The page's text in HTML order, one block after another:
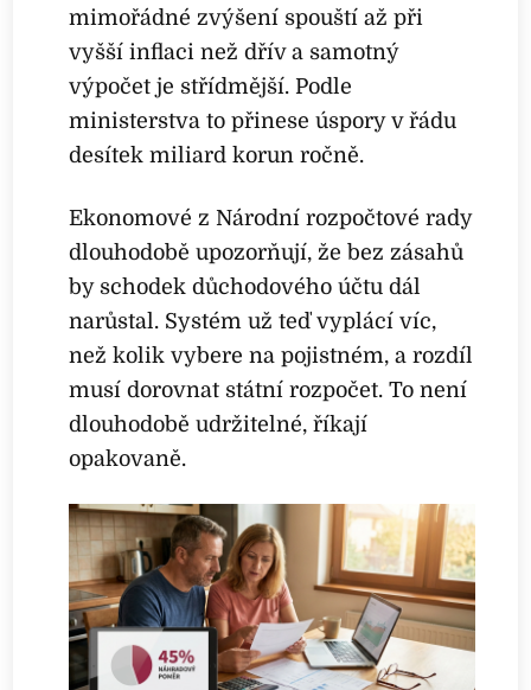
mimořádné zvýšení spouští až při
vyšší inflaci než dřív a samotný
výpočet je střídmější. Podle
ministerstva to přinese úspory v řádu
desítek miliard korun ročně.
Ekonomové z Národní rozpočtové rady
dlouhodobě upozorňují, že bez zásahů
by schodek důchodového účtu dál
narůstal. Systém už teď vyplácí víc,
než kolik vybere na pojistném, a rozdíl
musí dorovnat státní rozpočet. To není
dlouhodobě udržitelné, říkají
opakovaně.